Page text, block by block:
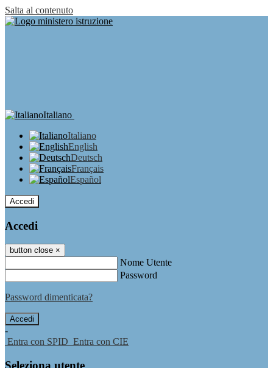
Salta al contenuto
Italiano
Italiano
English
Deutsch
Français
Español
Accedi
Accedi
button close ×
Nome Utente
Password
Password dimenticata?
-
Entra con SPID Entra con CIE
Seleziona utente